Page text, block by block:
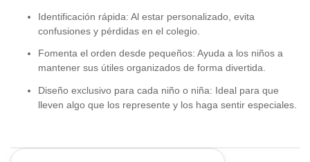
Identificación rápida: Al estar personalizado, evita
confusiones y pérdidas en el colegio.
Fomenta el orden desde pequeños: Ayuda a los niños a
mantener sus útiles organizados de forma divertida.
Diseño exclusivo para cada niño o niña: Ideal para que
lleven algo que los represente y los haga sentir especiales.